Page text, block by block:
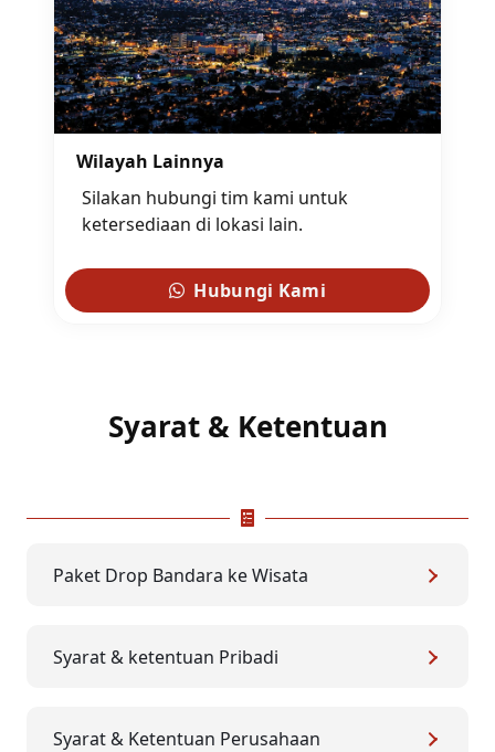
Wilayah Lainnya
Silakan hubungi tim kami untuk
ketersediaan di lokasi lain.
Hubungi Kami
Syarat & Ketentuan
Paket Drop Bandara ke Wisata
Syarat & ketentuan Pribadi
Syarat & Ketentuan Perusahaan